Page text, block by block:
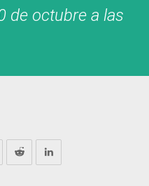
de octubre a las